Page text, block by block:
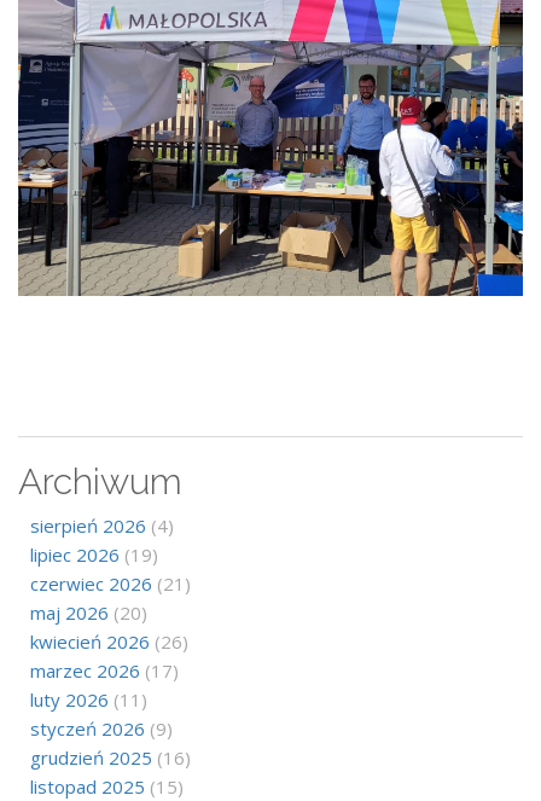
Archiwum
sierpień 2026 (4)
lipiec 2026 (19)
czerwiec 2026 (21)
maj 2026 (20)
kwiecień 2026 (26)
marzec 2026 (17)
luty 2026 (11)
styczeń 2026 (9)
grudzień 2025 (16)
listopad 2025 (15)